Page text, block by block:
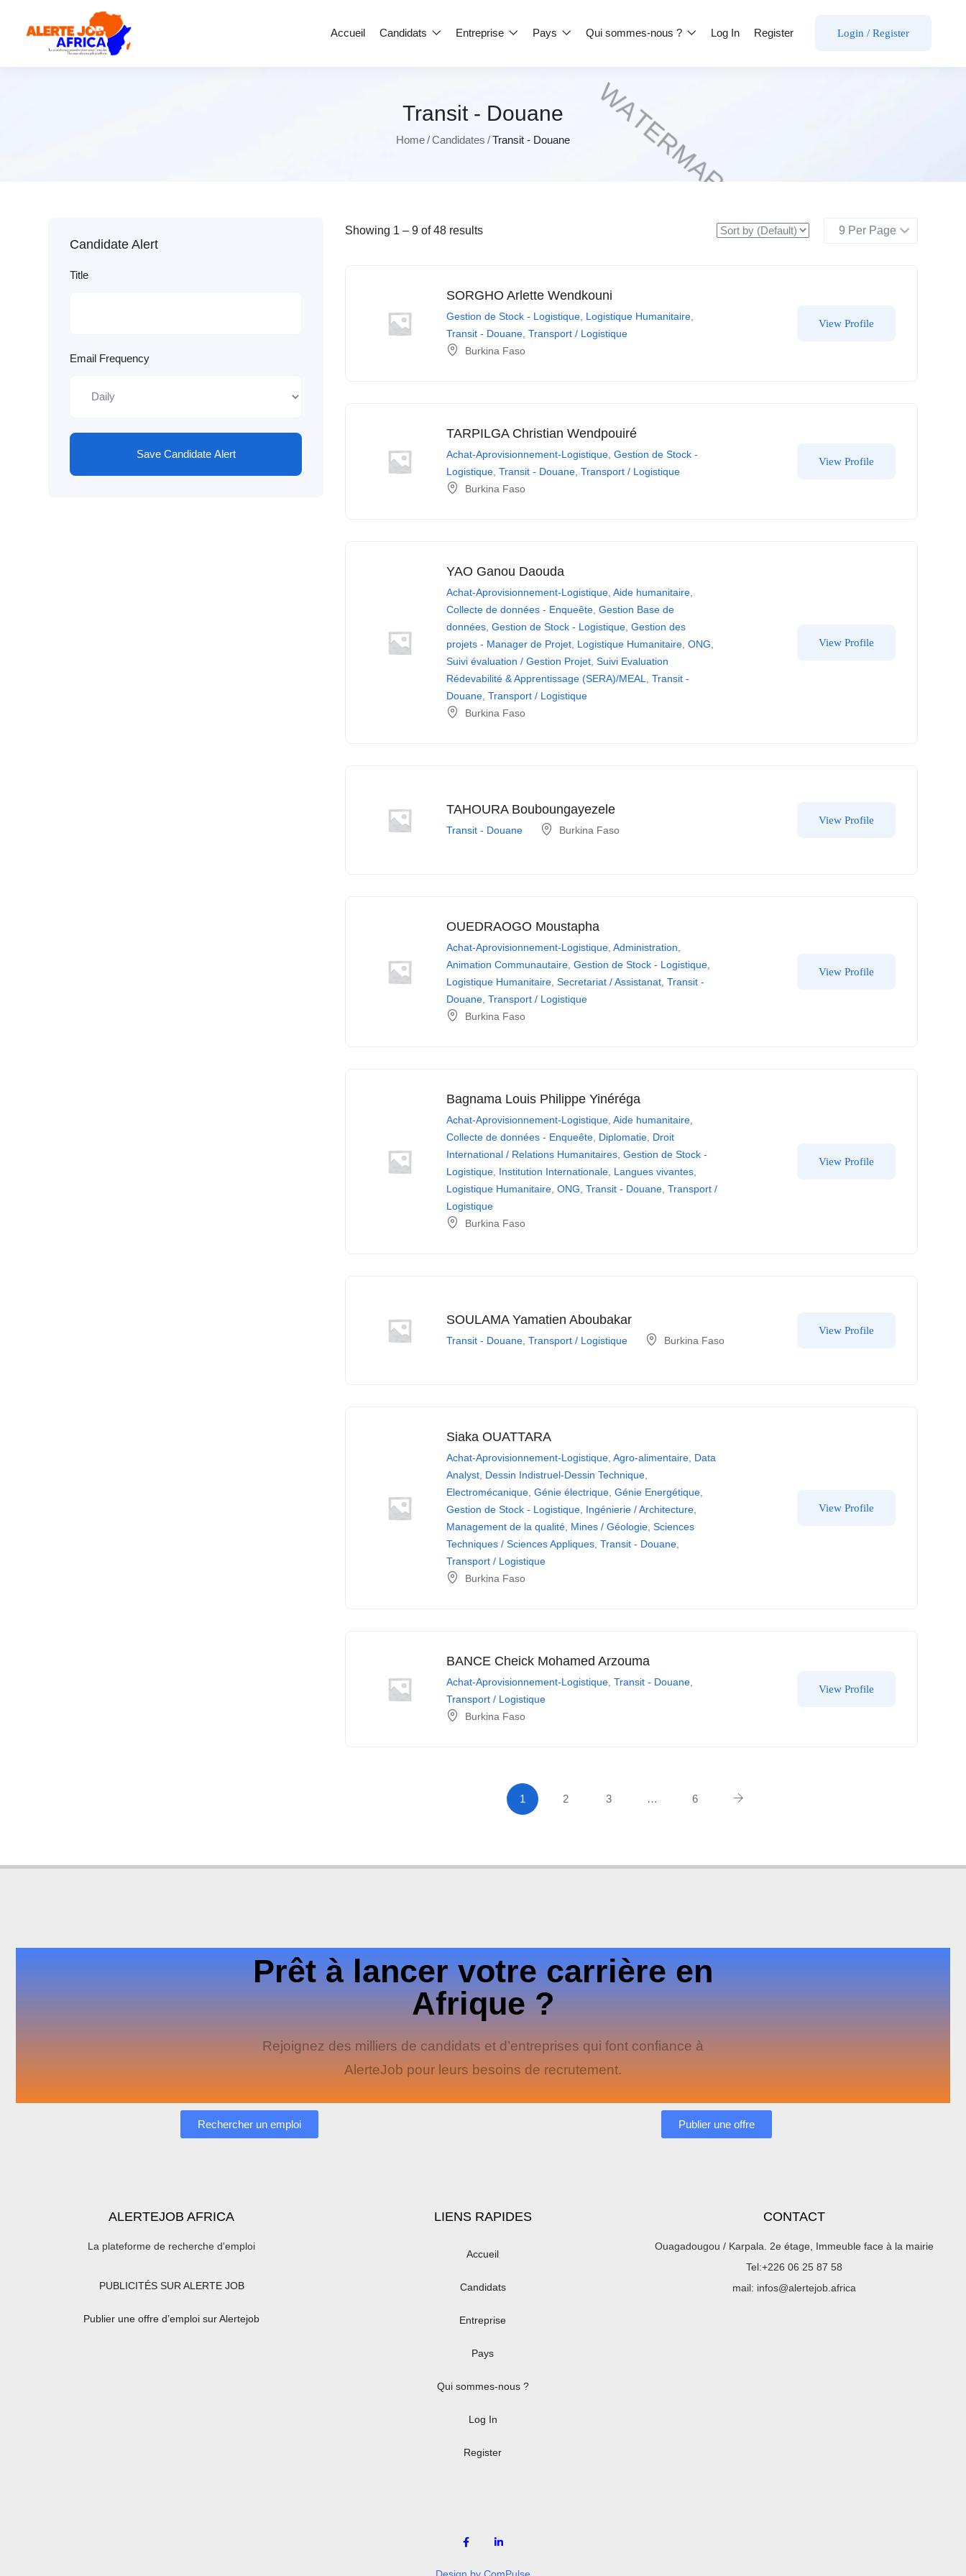
Accueil Candidats Entreprise Pays Qui sommes-nous ? Log In Register Login / Register
Transit - Douane
Home Candidates Transit - Douane
Candidate Alert
Title
Email Frequency
Save Candidate Alert
Showing 1 –9 of 48 results
SORGHO Arlette Wendkouni
Gestion de Stock - Logistique Logistique Humanitaire
Transit - Douane ,Transport / Logistique
Burkina Faso
View Profile
TARPILGA Christian Wendpouiré
Achat-Aprovisionnement-Logistique ,Gestion de Stock -
Logistique ,Transit - Douane ,Transport / Logistique
Burkina Faso
View Profile
YAO Ganou Daouda
Achat-Aprovisionnement-Logistique ,Aide humanitaire
Collecte de données - Enqueête ,Gestion Base de
données ,Gestion de Stock - Logistique ,Gestion des
projets - Manager de Projet Logistique Humanitaire ,ONG
Suivi évaluation / Gestion Projet ,Suivi Evaluation
Rédevabilité & Apprentissage (SERA)/MEAL
,Transit -
Douane ,Transport / Logistique
Burkina Faso
View Profile
TAHOURA Bouboungayezele
Transit - Douane Burkina Faso
View Profile
OUEDRAOGO Moustapha
Achat-Aprovisionnement-Logistique ,Administration
Animation Communautaire ,Gestion de Stock - Logistique
Logistique Humanitaire ,Secretariat / Assistanat ,Transit -
Douane ,Transport / Logistique
Burkina Faso
View Profile
Bagnama Louis Philippe Yinéréga
Achat-Aprovisionnement-Logistique ,Aide humanitaire
Collecte de données - Enqueête Diplomatie Droit
International / Relations Humanitaires ,Gestion de Stock -
Logistique Institution Internationale Langues vivantes
Logistique Humanitaire ,ONG ,Transit - Douane ,Transport /
Logistique
Burkina Faso
View Profile
SOULAMA Yamatien Aboubakar
Transit - Douane ,Transport / Logistique Burkina Faso
View Profile
Siaka OUATTARA
Achat-Aprovisionnement-Logistique ,Agro-alimentaire Data
Analyst Dessin Indistruel-Dessin Technique
Electromécanique ,Génie électrique ,Génie Energétique
Gestion de Stock - Logistique Ingénierie / Architecture
Management de la qualité Mines / Géologie ,Sciences
Techniques / Sciences Appliques ,Transit - Douane
Transport / Logistique
Burkina Faso
View Profile
BANCE Cheick Mohamed Arzouma
Achat-Aprovisionnement-Logistique ,Transit - Douane
Transport / Logistique
Burkina Faso
View Profile
1 2 3 … 6
Prêt à lancer votre carrière en
Afrique ?
Rejoignez des milliers de candidats et d’entreprises qui font confiance à
AlerteJob pour leurs besoins de recrutement.
Rechercher un emploi Publier une offre
ALERTEJOB AFRICA
La plateforme de recherche d'emploi
PUBLICITÉS SUR ALERTE JOB
Publier une offre d’emploi sur Alertejob
LIENS RAPIDES
Accueil
Candidats
Entreprise
Pays
Qui sommes-nous ?
Log In
Register
CONTACT
Ouagadougou / Karpala. 2e étage, Immeuble face à la mairie
Tel:+226 06 25 87 58
mail: infos@alertejob.africa
Design by ComPulse